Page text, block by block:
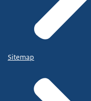
Sitemap